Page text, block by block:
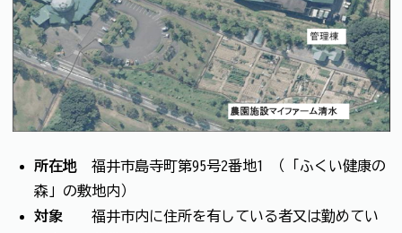
所在地 福井市島寺町第95号2番地1 （「ふくい健康の
森」の敷地内）
対象 福井市内に住所を有している者又は勤めてい